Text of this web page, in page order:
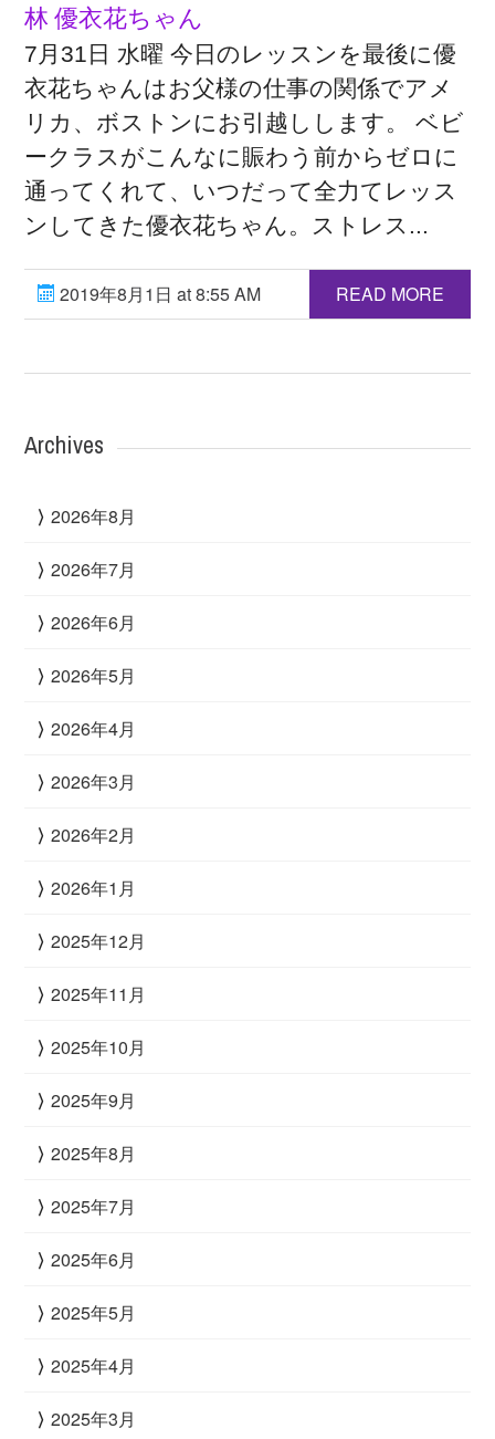
林 優衣花ちゃん
7月31日 水曜 今日のレッスンを最後に優
衣花ちゃんはお父様の仕事の関係でアメ
リカ、ボストンにお引越しします。 ベビ
ークラスがこんなに賑わう前からゼロに
通ってくれて、いつだって全力てレッス
ンしてきた優衣花ちゃん。ストレス...
2019年8月1日 at 8:55 AM READ MORE
Archives
2026年8月
2026年7月
2026年6月
2026年5月
2026年4月
2026年3月
2026年2月
2026年1月
2025年12月
2025年11月
2025年10月
2025年9月
2025年8月
2025年7月
2025年6月
2025年5月
2025年4月
2025年3月